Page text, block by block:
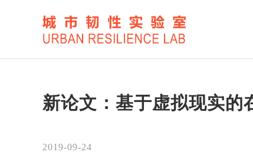
新论文：基于虚拟现实的
2019-09-24